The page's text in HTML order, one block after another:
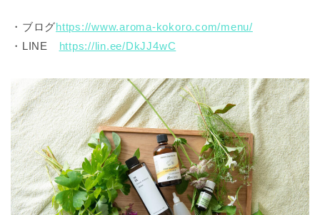
・ブログhttps://www.aroma-kokoro.com/menu/
・LINE https://lin.ee/DkJJ4wC